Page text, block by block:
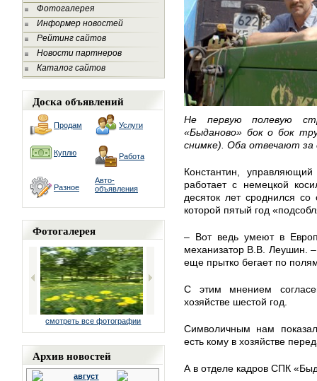
Фотогалерея
Информер новостей
Рейтинг сайтов
Новости партнеров
Каталог сайтов
Доска объявлений
Продам Услуги
Куплю Работа
Разное
Авто-
объявления
Фотогалерея
смотреть все фотографии
Архив новостей
август
Не первую полевую
«Быданово» бок о бок
снимке). Оба отвечают за
Константин,
работает с немецкой
десяток лет сроднился со
которой пятый год
– Вот ведь умеют в
механизатор В.В. Леушин.
еще прытко бегает по
С этим мнением
хозяйстве шестой год.
Символичным нам
есть кому в хозяйстве
А в отделе кадров СПК